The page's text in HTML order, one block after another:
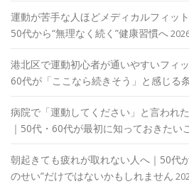
運動が苦手な人ほどメディカルフィッ
50代から“無理なく続く”健康習慣へ
港北区で運動初心者が通いやすいフィ
60代が「ここなら続きそう」と感じる
病院で「運動してください」と言われ
｜50代・60代が最初に知っておきたい
朝起きても疲れが取れない人へ｜50代
のせい”だけではないかもしれません